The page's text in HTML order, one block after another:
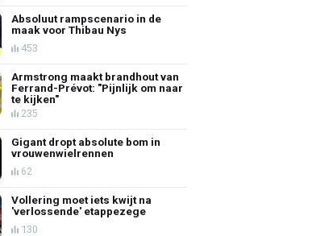
Absoluut rampscenario in de
maak voor Thibau Nys
453
Armstrong maakt brandhout van
Ferrand-Prévot: "Pijnlijk om naar
te kijken"
235
Gigant dropt absolute bom in
vrouwenwielrennen
62
Vollering moet iets kwijt na
'verlossende' etappezege
130